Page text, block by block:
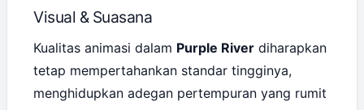
Visual & Suasana
Kualitas animasi dalam Purple River diharapkan
tetap mempertahankan standar tingginya,
menghidupkan adegan pertempuran yang rumit